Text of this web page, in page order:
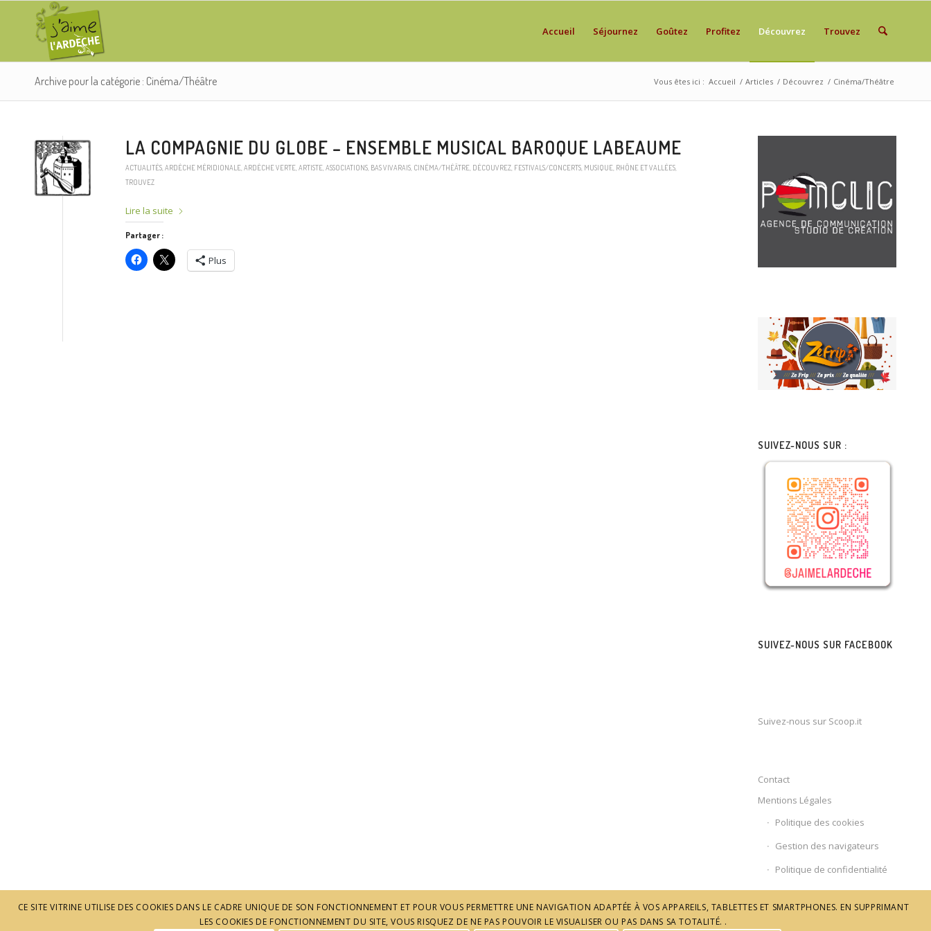
Accueil Séjournez Goûtez Profitez Découvrez Trouvez
Archive pour la catégorie : Cinéma/Théâtre Vous êtes ici : Accueil / Articles / Découvrez / Cinéma/Théâtre
LA COMPAGNIE DU GLOBE – ENSEMBLE MUSICAL BAROQUE LABEAUME
ACTUALITÉS ARDÈCHE MÉRIDIONALE ARDÈCHE VERTE ARTISTE ASSOCIATIONS BAS VIVARAIS CINÉMA/THÉÂTRE DÉCOUVREZ FESTIVALS/CONCERTS MUSIQUE RHÔNE ET VALLÉES
TROUVEZ
Lire la suite
Partager :
Plus
SUIVEZ-NOUS SUR :
SUIVEZ-NOUS SUR FACEBOOK
Suivez-nous sur Scoop.it
Contact
Mentions Légales
Politique des cookies
Gestion des navigateurs
Politique de confidentialité
CE SITE VITRINE UTILISE DES COOKIES DANS LE CADRE UNIQUE DE SON FONCTIONNEMENT ET POUR VOUS PERMETTRE UNE NAVIGATION ADAPTÉE À VOS APPAREILS, TABLETTES ET SMARTPHONES. EN SUPPRIMANT
LES COOKIES DE FONCTIONNEMENT DU SITE, VOUS RISQUEZ DE NE PAS POUVOIR LE VISUALISER OU PAS DANS SA TOTALITÉ. .